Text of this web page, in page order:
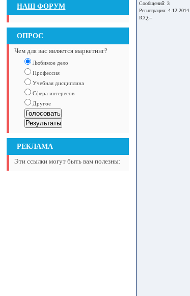
НАШ ФОРУМ
ОПРОС
Чем для вас является маркетинг?
Любимое дело
Профессия
Учебная дисциплина
Сфера интересов
Другое
РЕКЛАМА
Эти ссылки могут быть вам полезны:
Сообщений: 3
Регистрация: 4.12.2014
ICQ:--